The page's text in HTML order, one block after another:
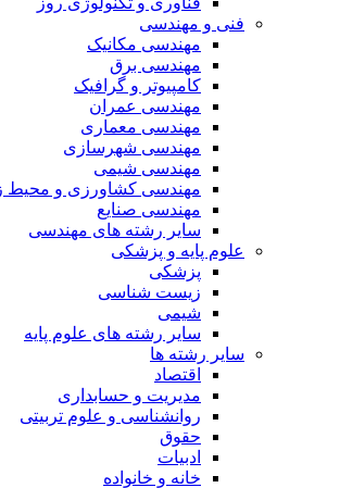
فنی و مهندسی
مهندسی مکانیک
مهندسی برق
کامپیوتر و گرافیک
مهندسی عمران
مهندسی معماری
مهندسی شهرسازی
مهندسی شیمی
مهندسی کشاورزی و محیط
مهندسی صنایع
سایر رشته های مهندسی
علوم پایه و پزشکی
پزشکی
زیست شناسی
شیمی
سایر رشته های علوم پایه
سایر رشته ها
اقتصاد
مدیریت و حسابداری
روانشناسی و علوم تربیتی
حقوق
ادبیات
خانه و خانواده